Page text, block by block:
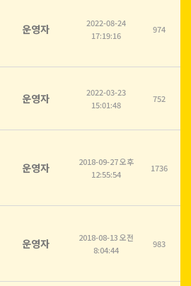
운영자
2022-08-24
17:19:16
974
운영자
2022-03-23
15:01:48
752
운영자
2018-09-27 오후
12:55:54
1736
운영자
2018-08-13 오전
8:04:44
983